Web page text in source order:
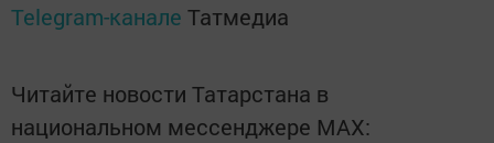
Telegram-канале Татмедиа
Читайте новости Татарстана в
национальном мессенджере MАХ: